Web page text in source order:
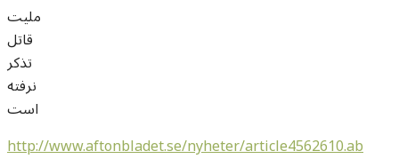
مليت
قاتل
تذکر
نرفته
است
http://www.aftonbladet.se/nyheter/article4562610.ab